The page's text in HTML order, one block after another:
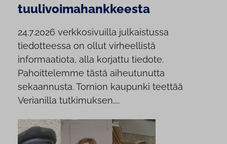
tuulivoimahankkeesta
24.7.2026 verkkosivuilla julkaistussa
tiedotteessa on ollut virheellistä
informaatiota, alla korjattu tiedote.
Pahoittelemme tästä aiheutunutta
sekaannusta. Tornion kaupunki teettää
Verianilla tutkimuksen,...